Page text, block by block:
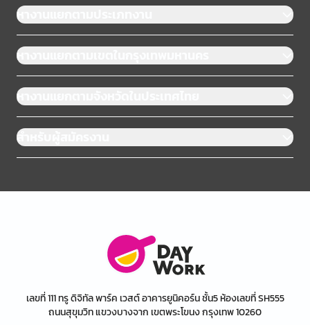
หางานแยกตามประเภทงาน
หางานแยกตามเขตในกรุงเทพมหานคร
หางานแยกตามจังหวัดในประเทศไทย
สำหรับผู้สมัครงาน
เลขที่ 111 ทรู ดิจิทัล พาร์ค เวสต์ อาคารยูนิคอร์น ชั้น5 ห้องเลขที่ SH555
ถนนสุขุมวิท แขวงบางจาก เขตพระโขนง กรุงเทพ 10260